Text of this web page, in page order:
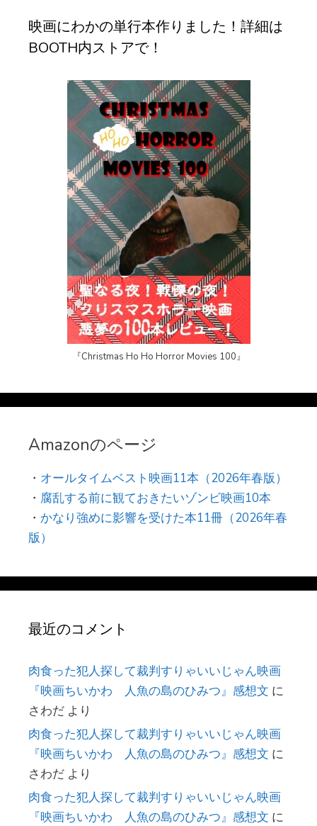
映画にわかの単行本作りました！詳細は
BOOTH内ストアで！
『Christmas Ho Ho Horror Movies 100』
Amazonのページ
・ オールタイムベスト映画11本（2026年春版）
・ 腐乱する前に観ておきたいゾンビ映画10本
・ かなり強めに影響を受けた本11冊（2026年春
版）
最近のコメント
肉食った犯人探して裁判すりゃいいじゃん映画
『映画ちいかわ 人魚の島のひみつ』感想文 に
さわだ より
肉食った犯人探して裁判すりゃいいじゃん映画
『映画ちいかわ 人魚の島のひみつ』感想文 に
さわだ より
肉食った犯人探して裁判すりゃいいじゃん映画
『映画ちいかわ 人魚の島のひみつ』感想文 に